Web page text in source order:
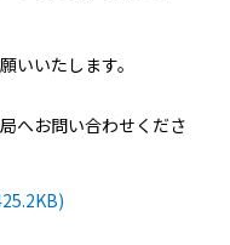
いいたします。
へお問い合わせくださ